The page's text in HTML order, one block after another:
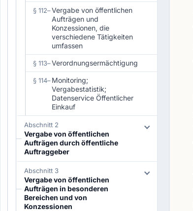
§ 112–Vergabe von öffentlichen
Aufträgen und
Konzessionen, die
verschiedene Tätigkeiten
umfassen
§ 113–Verordnungsermächtigung
§ 114–Monitoring;
Vergabestatistik;
Datenservice Öffentlicher
Einkauf
Abschnitt 2
Vergabe von öffentlichen
Aufträgen durch öffentliche
Auftraggeber
Abschnitt 3
Vergabe von öffentlichen
Aufträgen in besonderen
Bereichen und von
Konzessionen